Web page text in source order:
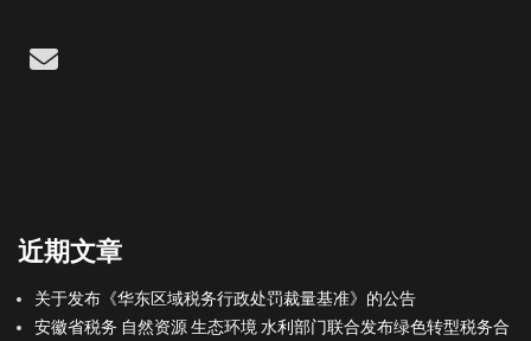
Email
近期文章
关于发布《华东区域税务行政处罚裁量基准》的公告
安徽省税务 自然资源 生态环境 水利部门联合发布绿色转型税务合